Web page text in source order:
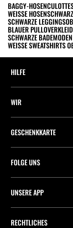
BAGGY-HOSEN
WEISSE HOSEN
SCHWARZE LEGGINGS
BLAUER PULLOVER
SCHWARZE
WEISSE SWEATSHIRTS
HILFE
Wo befindet sich deine
Packstation-Finder
Präferenz-Cookies
WIR
Unternehmen
Company Profile
GESCHENKKARTE
Kauf einer
FOLGE UNS
UNSERE APP
RECHTLICHES